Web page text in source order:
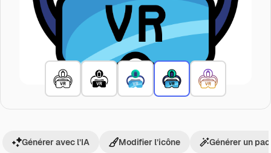
Générer avec l’IA Modifier l’icône Générer un